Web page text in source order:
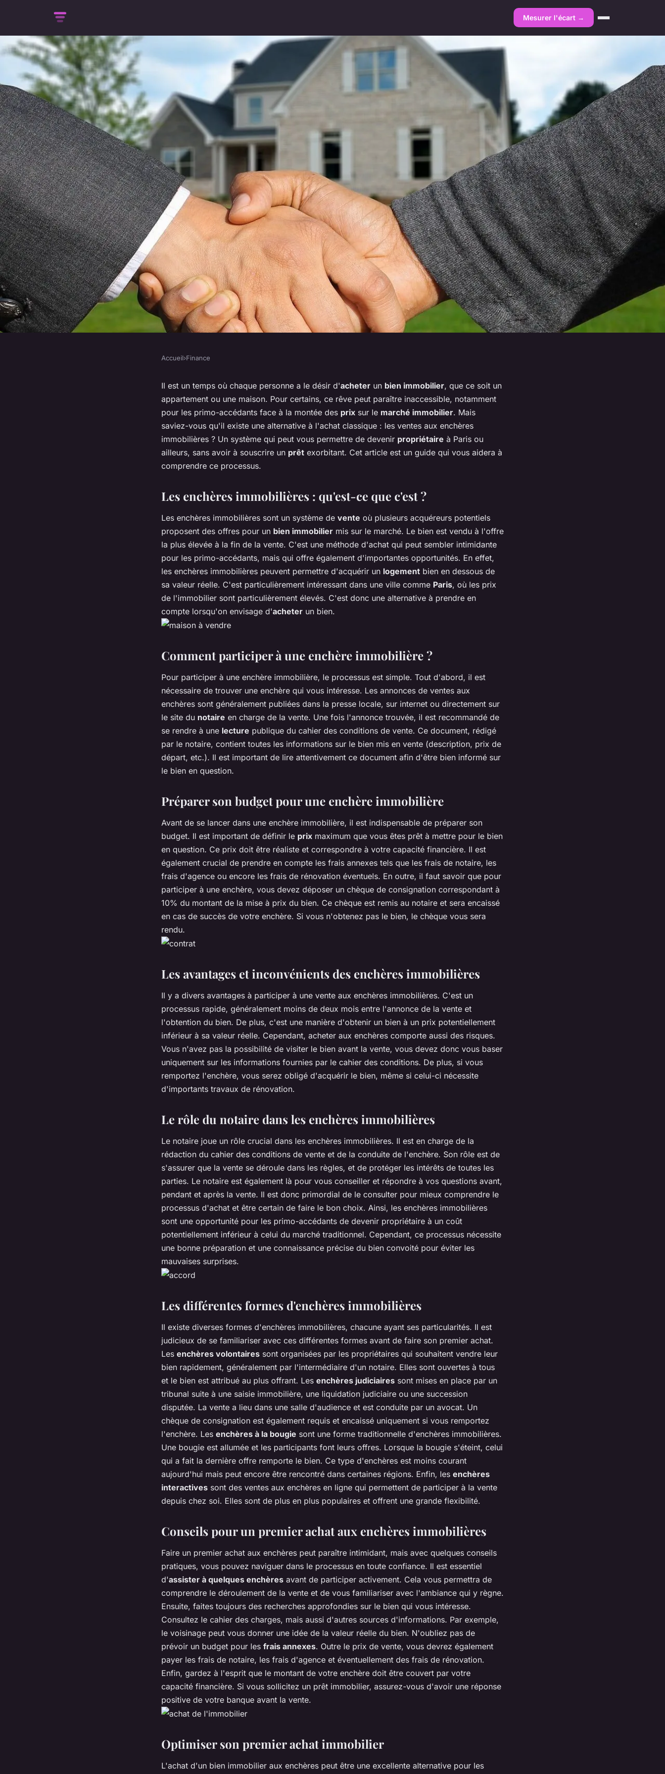
Mesurer l'écart →
Acheter un bien immobilier aux
enchères : guide pour les primo-
Accueil›Finance
Il est un temps où chaque personne a le désir d'acheter un bien immobilier, que ce soit un
appartement ou une maison. Pour certains, ce rêve peut paraître inaccessible, notamment
pour les primo-accédants face à la montée des prix sur le marché immobilier. Mais
saviez-vous qu'il existe une alternative à l'achat classique : les ventes aux enchères
immobilières ? Un système qui peut vous permettre de devenir propriétaire à Paris ou
ailleurs, sans avoir à souscrire un prêt exorbitant. Cet article est un guide qui vous aidera à
comprendre ce processus.
Les enchères immobilières : qu'est-ce que c'est ?
Les enchères immobilières sont un système de vente où plusieurs acquéreurs potentiels
proposent des offres pour un bien immobilier mis sur le marché. Le bien est vendu à l'offre
la plus élevée à la fin de la vente. C'est une méthode d'achat qui peut sembler intimidante
pour les primo-accédants, mais qui offre également d'importantes opportunités. En effet,
les enchères immobilières peuvent permettre d'acquérir un logement bien en dessous de
sa valeur réelle. C'est particulièrement intéressant dans une ville comme Paris, où les prix
de l'immobilier sont particulièrement élevés. C'est donc une alternative à prendre en
compte lorsqu'on envisage d'acheter un bien.
Comment participer à une enchère immobilière ?
Pour participer à une enchère immobilière, le processus est simple. Tout d'abord, il est
nécessaire de trouver une enchère qui vous intéresse. Les annonces de ventes aux
enchères sont généralement publiées dans la presse locale, sur internet ou directement sur
le site du notaire en charge de la vente. Une fois l'annonce trouvée, il est recommandé de
se rendre à une lecture publique du cahier des conditions de vente. Ce document, rédigé
par le notaire, contient toutes les informations sur le bien mis en vente (description, prix de
départ, etc.). Il est important de lire attentivement ce document afin d'être bien informé sur
le bien en question.
Préparer son budget pour une enchère immobilière
Avant de se lancer dans une enchère immobilière, il est indispensable de préparer son
budget. Il est important de définir le prix maximum que vous êtes prêt à mettre pour le bien
en question. Ce prix doit être réaliste et correspondre à votre capacité financière. Il est
également crucial de prendre en compte les frais annexes tels que les frais de notaire, les
frais d'agence ou encore les frais de rénovation éventuels. En outre, il faut savoir que pour
participer à une enchère, vous devez déposer un chèque de consignation correspondant à
10% du montant de la mise à prix du bien. Ce chèque est remis au notaire et sera encaissé
en cas de succès de votre enchère. Si vous n'obtenez pas le bien, le chèque vous sera
rendu.
Les avantages et inconvénients des enchères immobilières
Il y a divers avantages à participer à une vente aux enchères immobilières. C'est un
processus rapide, généralement moins de deux mois entre l'annonce de la vente et
l'obtention du bien. De plus, c'est une manière d'obtenir un bien à un prix potentiellement
inférieur à sa valeur réelle. Cependant, acheter aux enchères comporte aussi des risques.
Vous n'avez pas la possibilité de visiter le bien avant la vente, vous devez donc vous baser
uniquement sur les informations fournies par le cahier des conditions. De plus, si vous
remportez l'enchère, vous serez obligé d'acquérir le bien, même si celui-ci nécessite
d'importants travaux de rénovation.
Le rôle du notaire dans les enchères immobilières
Le notaire joue un rôle crucial dans les enchères immobilières. Il est en charge de la
rédaction du cahier des conditions de vente et de la conduite de l'enchère. Son rôle est de
s'assurer que la vente se déroule dans les règles, et de protéger les intérêts de toutes les
parties. Le notaire est également là pour vous conseiller et répondre à vos questions avant,
pendant et après la vente. Il est donc primordial de le consulter pour mieux comprendre le
processus d'achat et être certain de faire le bon choix. Ainsi, les enchères immobilières
sont une opportunité pour les primo-accédants de devenir propriétaire à un coût
potentiellement inférieur à celui du marché traditionnel. Cependant, ce processus nécessite
une bonne préparation et une connaissance précise du bien convoité pour éviter les
mauvaises surprises.
Les différentes formes d'enchères immobilières
Il existe diverses formes d'enchères immobilières, chacune ayant ses particularités. Il est
judicieux de se familiariser avec ces différentes formes avant de faire son premier achat.
Les enchères volontaires sont organisées par les propriétaires qui souhaitent vendre leur
bien rapidement, généralement par l'intermédiaire d'un notaire. Elles sont ouvertes à tous
et le bien est attribué au plus offrant. Les enchères judiciaires sont mises en place par un
tribunal suite à une saisie immobilière, une liquidation judiciaire ou une succession
disputée. La vente a lieu dans une salle d'audience et est conduite par un avocat. Un
chèque de consignation est également requis et encaissé uniquement si vous remportez
l'enchère. Les enchères à la bougie sont une forme traditionnelle d'enchères immobilières.
Une bougie est allumée et les participants font leurs offres. Lorsque la bougie s'éteint, celui
qui a fait la dernière offre remporte le bien. Ce type d'enchères est moins courant
aujourd'hui mais peut encore être rencontré dans certaines régions. Enfin, les enchères
interactives sont des ventes aux enchères en ligne qui permettent de participer à la vente
depuis chez soi. Elles sont de plus en plus populaires et offrent une grande flexibilité.
Conseils pour un premier achat aux enchères immobilières
Faire un premier achat aux enchères peut paraître intimidant, mais avec quelques conseils
pratiques, vous pouvez naviguer dans le processus en toute confiance. Il est essentiel
d'assister à quelques enchères avant de participer activement. Cela vous permettra de
comprendre le déroulement de la vente et de vous familiariser avec l'ambiance qui y règne.
Ensuite, faites toujours des recherches approfondies sur le bien qui vous intéresse.
Consultez le cahier des charges, mais aussi d'autres sources d'informations. Par exemple,
le voisinage peut vous donner une idée de la valeur réelle du bien. N'oubliez pas de
prévoir un budget pour les frais annexes. Outre le prix de vente, vous devrez également
payer les frais de notaire, les frais d'agence et éventuellement des frais de rénovation.
Enfin, gardez à l'esprit que le montant de votre enchère doit être couvert par votre
capacité financière. Si vous sollicitez un prêt immobilier, assurez-vous d'avoir une réponse
positive de votre banque avant la vente.
Optimiser son premier achat immobilier
L'achat d'un bien immobilier aux enchères peut être une excellente alternative pour les